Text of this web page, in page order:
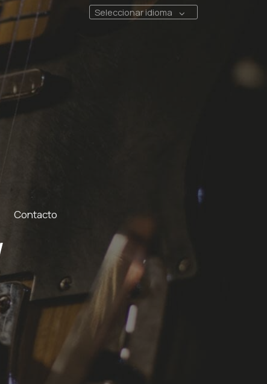
Seleccionar idioma
Contacto